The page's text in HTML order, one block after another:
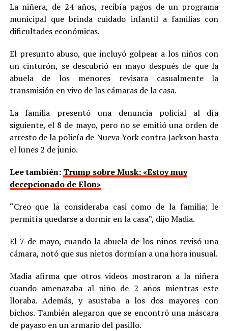
La niñera, de 24 años, recibía pagos de un programa
municipal que brinda cuidado infantil a familias con
dificultades económicas.
El presunto abuso, que incluyó golpear a los niños con
un cinturón, se descubrió en mayo después de que la
abuela de los menores revisara casualmente la
transmisión en vivo de las cámaras de la casa.
La familia presentó una denuncia policial al día
siguiente, el 8 de mayo, pero no se emitió una orden de
arresto de la policía de Nueva York contra Jackson hasta
el lunes 2 de junio.
Lee también: Trump sobre Musk: «Estoy muy
decepcionado de Elon»
“Creo que la consideraba casi como de la familia; le
permitía quedarse a dormir en la casa”, dijo Madia.
El 7 de mayo, cuando la abuela de los niños revisó una
cámara, notó que sus nietos dormían a una hora inusual.
Madia afirma que otros videos mostraron a la niñera
cuando amenazaba al niño de 2 años mientras este
lloraba. Además, y asustaba a los dos mayores con
bichos. También alegaron que se encontró una máscara
de payaso en un armario del pasillo.